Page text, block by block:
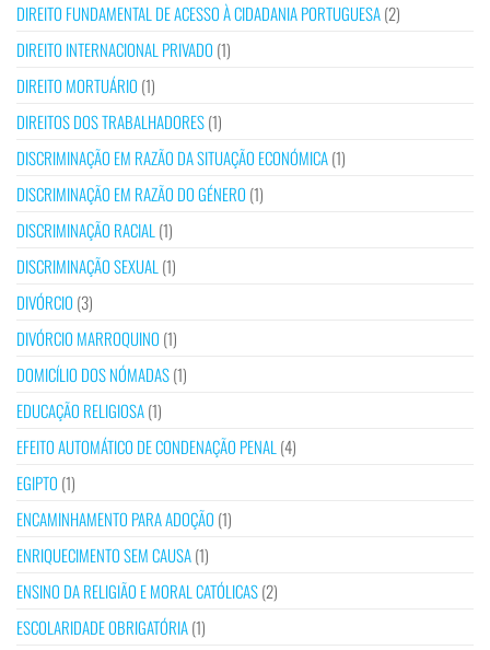
DIREITO FUNDAMENTAL DE ACESSO À CIDADANIA PORTUGUESA(2)
DIREITO INTERNACIONAL PRIVADO (1)
DIREITO MORTUÁRIO (1)
DIREITOS DOS TRABALHADORES(1)
DISCRIMINAÇÃO EM RAZÃO DA SITUAÇÃO ECONÓMICA(1)
DISCRIMINAÇÃO EM RAZÃO DO GÉNERO (1)
DISCRIMINAÇÃO RACIAL (1)
DISCRIMINAÇÃO SEXUAL (1)
DIVÓRCIO (3)
DIVÓRCIO MARROQUINO (1)
DOMICÍLIO DOS NÓMADAS(1)
EDUCAÇÃO RELIGIOSA(1)
EFEITO AUTOMÁTICO DE CONDENAÇÃO PENAL (4)
EGIPTO (1)
ENCAMINHAMENTO PARA ADOÇÃO (1)
ENRIQUECIMENTO SEM CAUSA(1)
ENSINO DA RELIGIÃO E MORAL CATÓLICAS(2)
ESCOLARIDADE OBRIGATÓRIA(1)